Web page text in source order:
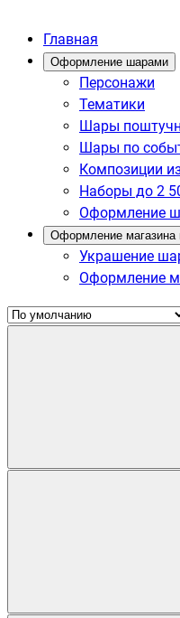
Главная
Оформление шарами
Персонажи
Тематики
Шары
Шары по
Композиции
Наборы до 2
Оформление
Оформление магазина
Украшение
Оформление